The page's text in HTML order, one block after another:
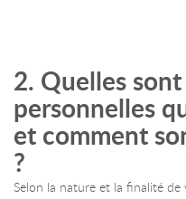
2. Quelles
personnelles
et comment
?
Selon la nature et la finalité de